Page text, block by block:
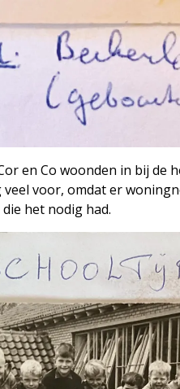
en Co woonden in bij de
voor, omdat er
het nodig had.